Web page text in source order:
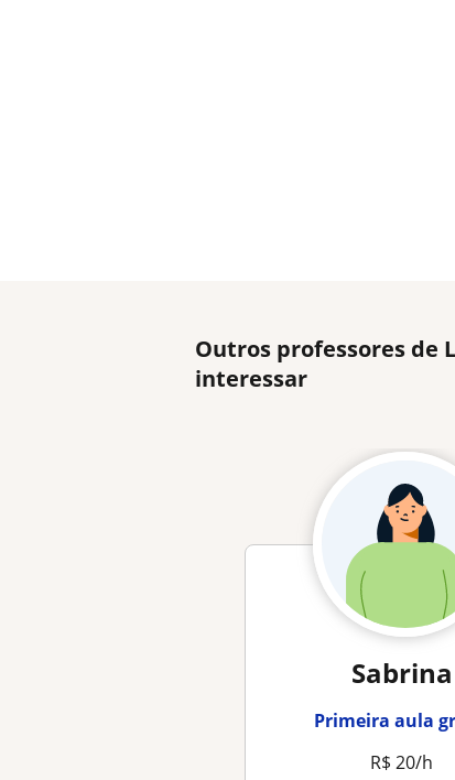
Outros professores de
interessar
Sabrina
Primeira aula
R$ 20/h